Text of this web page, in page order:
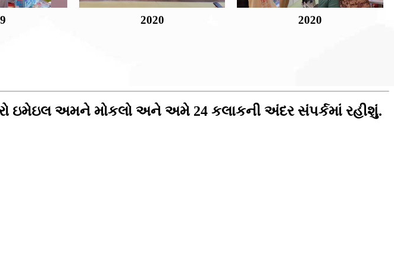
2020 2020
ઇમેઇલ અમને મોકલો અને અમે 24 કલાકની અંદર સંપર્કમાં રહીશું.